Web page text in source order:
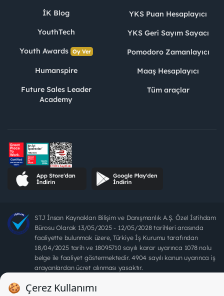
İK Blog
YouthTech
Youth Awards Oy Ver
Humanspire
Future Sales Leader
Academy
YKS Puan Hesaplayıcı
YKS Geri Sayım Sayacı
Pomodoro Zamanlayıcı
Maaş Hesaplayıcı
Tüm araçlar
STJ İnsan Kaynakları Bilişim ve Danışmanlık A.Ş. Özel İstihdam
Bürosu Olarak 13/05/2025 - 12/05/2028 tarihleri arasında
faaliyette bulunmak üzere, Türkiye İş Kurumu tarafından
18/04/2025 tarih ve 18095710 sayılı karar uyarınca 1078 nolu
belge ile faaliyet göstermektedir. 4904 sayılı kanun uyarınca iş
arayanlardan ücret alınması yasaktır.